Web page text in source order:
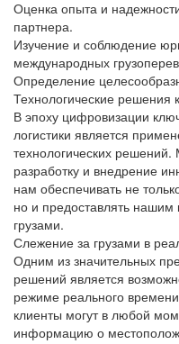
Оценка опыта и
партнера.
Изучение и соблюдение
международных
Определение
Технологические решения
В эпоху цифровизации
логистики является
технологических
разработку и внедрение
нам обеспечивать не
но и предоставлять
грузами.
Слежение за грузами в
Одним из значительных
решений является
режиме реального
клиенты могут в любой
информацию о